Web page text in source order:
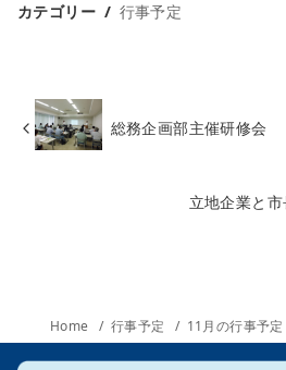
カテゴリー 行事予定
総務企画部主催研修会
立地企業と
Home 行事予定 11月の行事予定